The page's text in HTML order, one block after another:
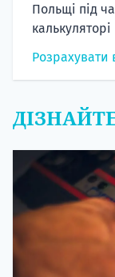
Польщі під
калькуляторі
Розрахувати